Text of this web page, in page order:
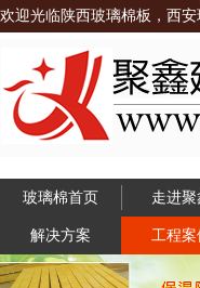
欢迎光临陕西玻璃棉板，西
玻璃棉首页 走进聚
解决方案 工程案